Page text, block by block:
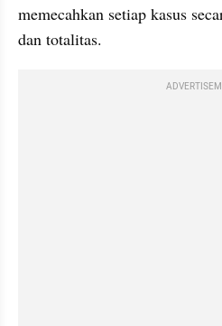
memecahkan setiap kasus
dan totalitas.